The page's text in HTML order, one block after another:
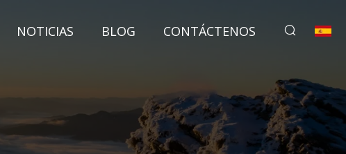
NOTICIAS BLOG CONTÁCTENOS